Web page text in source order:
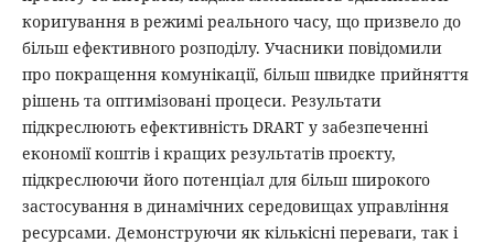
коригування в режимі реального часу, що призвело до
більш ефективного розподілу. Учасники повідомили
про покращення комунікації, більш швидке прийняття
рішень та оптимізовані процеси. Результати
підкреслюють ефективність DRART у забезпеченні
економії коштів і кращих результатів проєкту,
підкреслюючи його потенціал для більш широкого
застосування в динамічних середовищах управління
ресурсами. Демонструючи як кількісні переваги, так і